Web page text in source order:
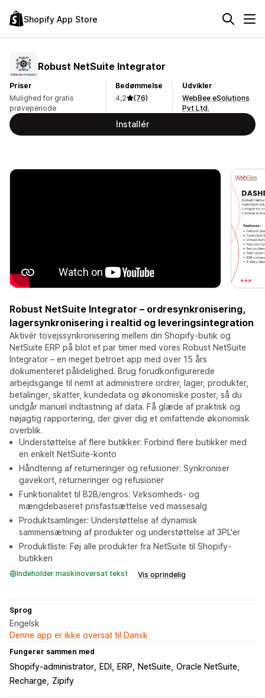
Shopify App Store
Robust NetSuite Integrator
Priser
Mulighed for gratis
prøveperiode
Bedømmelse
4,2
(76)
Udvikler
WebBee eSolutions
Pvt Ltd.
Installér
Robust NetSuite Integrator – ordresynkronisering,
lagersynkronisering i realtid og leveringsintegration
Aktivér tovejssynkronisering mellem din Shopify-butik og
NetSuite ERP på blot et par timer med vores Robust NetSuite
Integrator – en meget betroet app med over 15 års
dokumenteret pålidelighed. Brug forudkonfigurerede
arbejdsgange til nemt at administrere ordrer, lager, produkter,
betalinger, skatter, kundedata og økonomiske poster, så du
undgår manuel indtastning af data. Få glæde af praktisk og
nøjagtig rapportering, der giver dig et omfattende økonomisk
overblik.
Understøttelse af flere butikker: Forbind flere butikker med
en enkelt NetSuite-konto
Håndtering af returneringer og refusioner: Synkroniser
gavekort, returneringer og refusioner
Funktionalitet til B2B/engros: Virksomheds- og
mængdebaseret prisfastsættelse ved massesalg
Produktsamlinger: Understøttelse af dynamisk
sammensætning af produkter og understøttelse af 3PL'er
Produktliste: Føj alle produkter fra NetSuite til Shopify-
butikken
Indeholder maskinoversat tekst Vis oprindelig
Sprog
Engelsk
Denne app er ikke oversat til Dansk
Fungerer sammen med
Shopify-administrator EDI ERP NetSuite Oracle NetSuite
Recharge
Zipify